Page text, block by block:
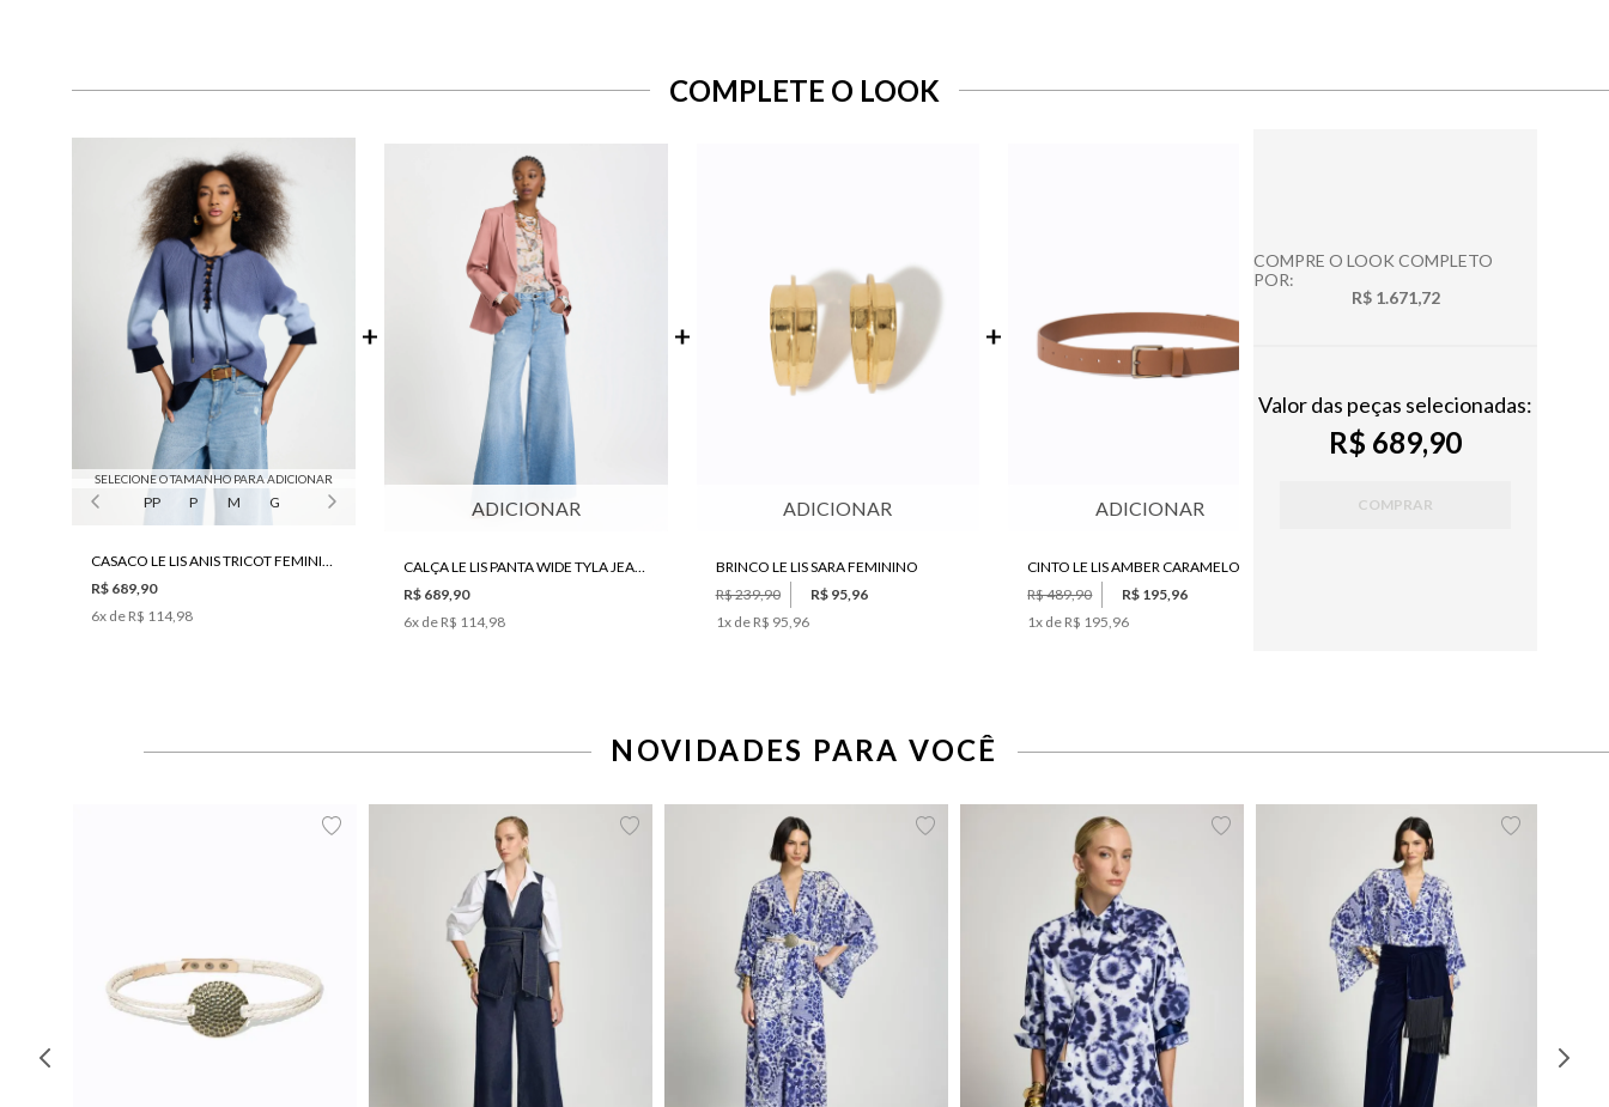
COMPLETE O LOOK
SELECIONE O TAMANHO PARA ADICIONAR
PP P M G
CASACO LE LIS ANIS TRICOT FEMININO
R$ 689,90
6x de R$ 114,98
ADICIONAR
CALÇA LE LIS PANTA WIDE TYLA JEANS FEMININA
R$ 689,90
6x de R$ 114,98
ADICIONAR
BRINCO LE LIS SARA FEMININO
R$ 239,90
R$ 95,96
1x de R$ 95,96
ADICIONAR
R$ 489,90
R$ 195,96
1x de R$ 195,96
COMPRE O LOOK COMPLETO
POR:
R$ 1.671,72
Valor das peças selecionadas:
R$ 689,90
COMPRAR
NOVIDADES PARA VOCÊ